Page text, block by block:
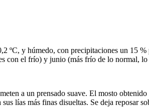
ºC, y húmedo, con precipitaciones un 15
con el frío) y junio (más frío de lo normal,
a un prensado suave. El mosto
lías más finas disueltas. Se deja reposar